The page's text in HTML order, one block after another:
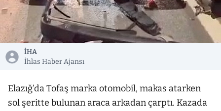
İHA
İhlas Haber Ajansı
Elazığ’da Tofaş marka otomobil, makas atarken
sol şeritte bulunan araca arkadan çarptı. Kazada